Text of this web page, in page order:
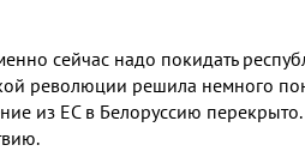
сейчас надо покидать
революции решила немного
из ЕС в Белоруссию